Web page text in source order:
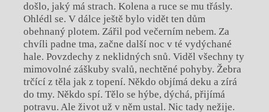
došlo, jaký má strach. Kolena a ruce se mu třásly.
Ohlédl se. V dálce ještě bylo vidět ten dům
obehnaný plotem. Zářil pod večerním nebem. Za
chvíli padne tma, začne další noc v té vydýchané
hale. Povzdechy z neklidných snů. Viděl všechny ty
mimovolné záškuby svalů, nechtěné pohyby. Žebra
trčící z těla jak z topení. Někdo objímá deku a zírá
do tmy. Někdo spí. Tělo se hýbe, dýchá, přijímá
potravu. Ale život už v něm ustal. Nic tady nežije.